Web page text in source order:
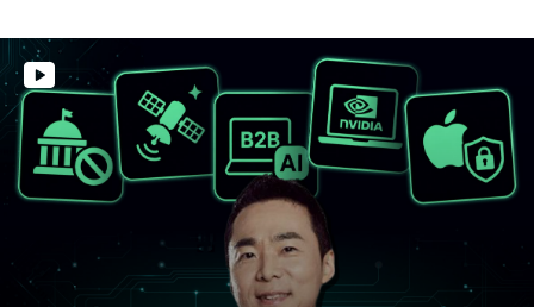
요.※위 영상은 창업진흥원의 지원을 통해 제작되었습니다.